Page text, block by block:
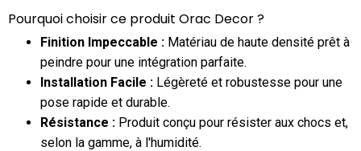
Pourquoi choisir ce produit Orac Decor ?
Finition Impeccable : Matériau de haute densité prêt à
peindre pour une intégration parfaite.
Installation Facile : Légèreté et robustesse pour une
pose rapide et durable.
Résistance : Produit conçu pour résister aux chocs et,
selon la gamme, à l'humidité.